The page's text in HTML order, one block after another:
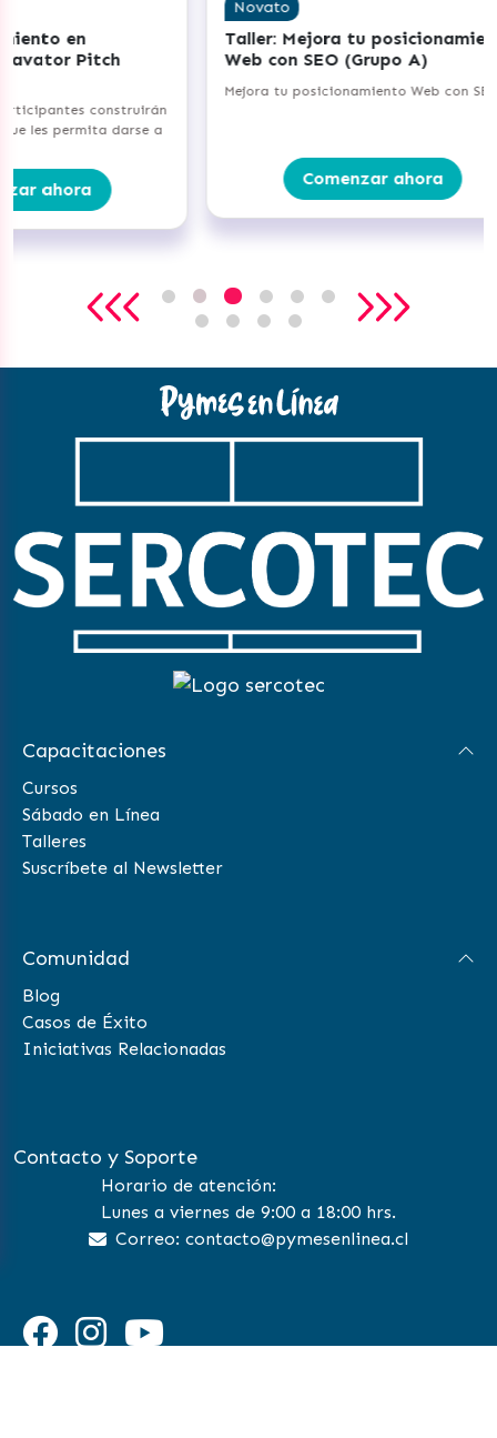
darse a
Taller: Mejora tu posicionamiento
Web con SEO (Grupo A)
Mejora tu posicionamiento Web con SEO
Comenzar ahora
Capacitaciones
Cursos
Sábado en Línea
Talleres
Suscríbete al Newsletter
Comunidad
Blog
Casos de Éxito
Iniciativas Relacionadas
Contacto y Soporte
Horario de atención:
Lunes a viernes de 9:00 a 18:00 hrs.
Correo: contacto@pymesenlinea.cl